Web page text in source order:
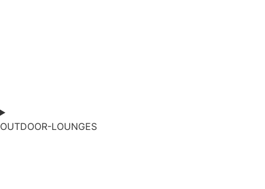
OUTDOOR-LOUNGES